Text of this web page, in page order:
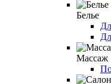
Белье
Массаж